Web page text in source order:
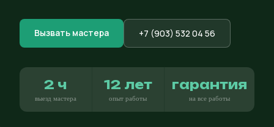
Вызвать мастера +7 (903) 532 04 56
2 ч
выезд мастера
12 лет
опыт работы
гарантия
на все работы